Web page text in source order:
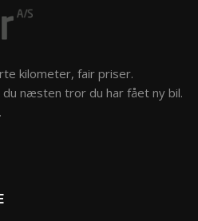
kilometer, fair priser.
næsten tror du har fået ny bil.